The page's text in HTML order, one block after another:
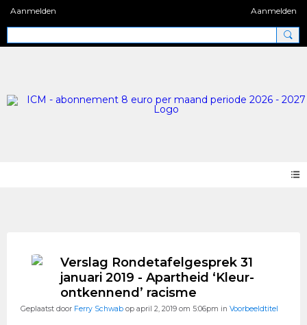
Aanmelden Aanmelden
Verslag Rondetafelgesprek 31
januari 2019 - Apartheid ‘Kleur-
ontkennend’ racisme
Geplaatst door Ferry Schwab op april 2, 2019 om 5:06pm in Voorbeeldtitel